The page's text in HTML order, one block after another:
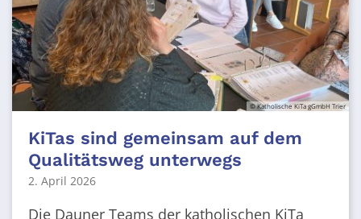
© Katholische KiTa gGmbH Trier
KiTas sind gemeinsam auf dem
Qualitätsweg unterwegs
2. April 2026
Die Dauner Teams der katholischen KiTa